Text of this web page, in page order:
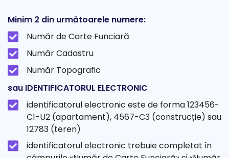
Minim 2 din următoarele numere:
Număr de Carte Funciară
Număr Cadastru
Număr Topografic
sau IDENTIFICATORUL ELECTRONIC
identificatorul electronic este de forma 123456-
C1-U2 (apartament), 4567-C3 (construcție) sau
12783 (teren)
identificatorul electronic trebuie completat în